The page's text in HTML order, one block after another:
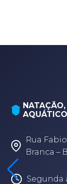
Rua
Branca –
Segunda